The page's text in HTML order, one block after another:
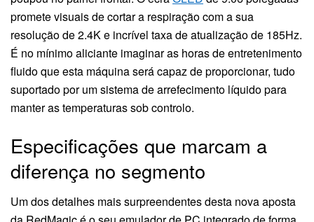
promete visuais de cortar a respiração com a sua
resolução de 2.4K e incrível taxa de atualização de 185Hz.
É no mínimo aliciante imaginar as horas de entretenimento
fluido que esta máquina será capaz de proporcionar, tudo
suportado por um sistema de arrefecimento líquido para
manter as temperaturas sob controlo.
Especificações que marcam a
diferença no segmento
Um dos detalhes mais surpreendentes desta nova aposta